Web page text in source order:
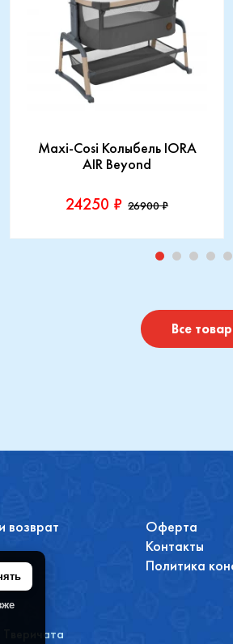
Maxi-Cosi Колыбель IORA
AIR Beyond
24250 ₽ 26900 ₽
Производитель::
Все
возврат
Оферта
Контакты
Политика